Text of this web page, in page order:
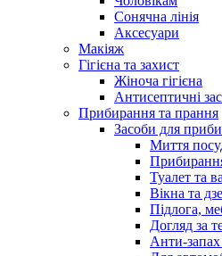
Сонячна лінія
Аксесуари
Макіяж
Гігієна та захист
Жіноча гігієна
Антисептичні
Прибирання та прання
Засоби для
Миття
Туалет та
Вікна та
Підлога,
Догляд за
Анти-запах